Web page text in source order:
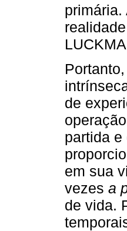
primária.
de
partida
em sua
vezes a
de vida.